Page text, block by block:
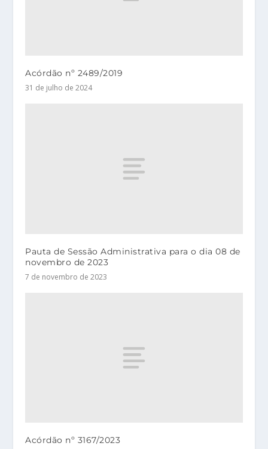
Acórdão nº 2489/2019
31 de julho de 2024
Pauta de Sessão Administrativa para o dia 08 de
novembro de 2023
7 de novembro de 2023
Acórdão nº 3167/2023